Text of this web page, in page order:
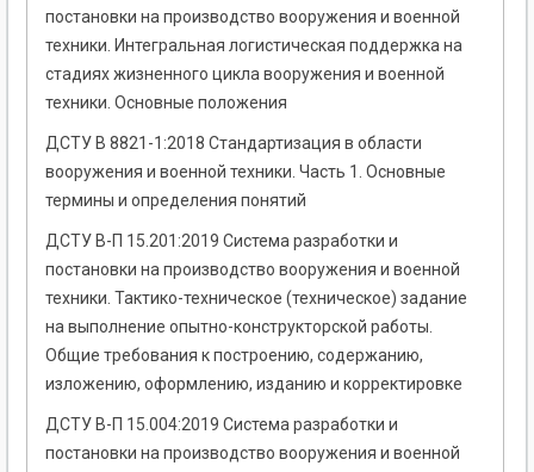
постановки на производство вооружения и военной
техники. Интегральная логистическая поддержка на
стадиях жизненного цикла вооружения и военной
техники. Основные положения
ДСТУ В 8821-1:2018 Стандартизация в области
вооружения и военной техники. Часть 1. Основные
термины и определения понятий
ДСТУ В-П 15.201:2019 Система разработки и
постановки на производство вооружения и военной
техники. Тактико-техническое (техническое) задание
на выполнение опытно-конструкторской работы.
Общие требования к построению, содержанию,
изложению, оформлению, изданию и корректировке
ДСТУ В-П 15.004:2019 Система разработки и
постановки на производство вооружения и военной